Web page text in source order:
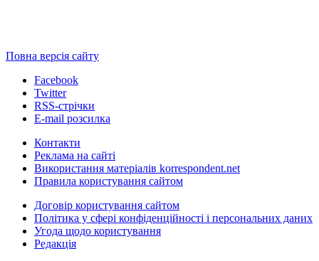
Повна версія сайту
Facebook
Twitter
RSS-стрічки
E-mail розсилка
Контакти
Реклама на сайті
Використання матеріалів korrespondent.net
Правила користування сайтом
Договір користування сайтом
Політика у сфері конфіденційності і персональних даних
Угода щодо користування
Редакція